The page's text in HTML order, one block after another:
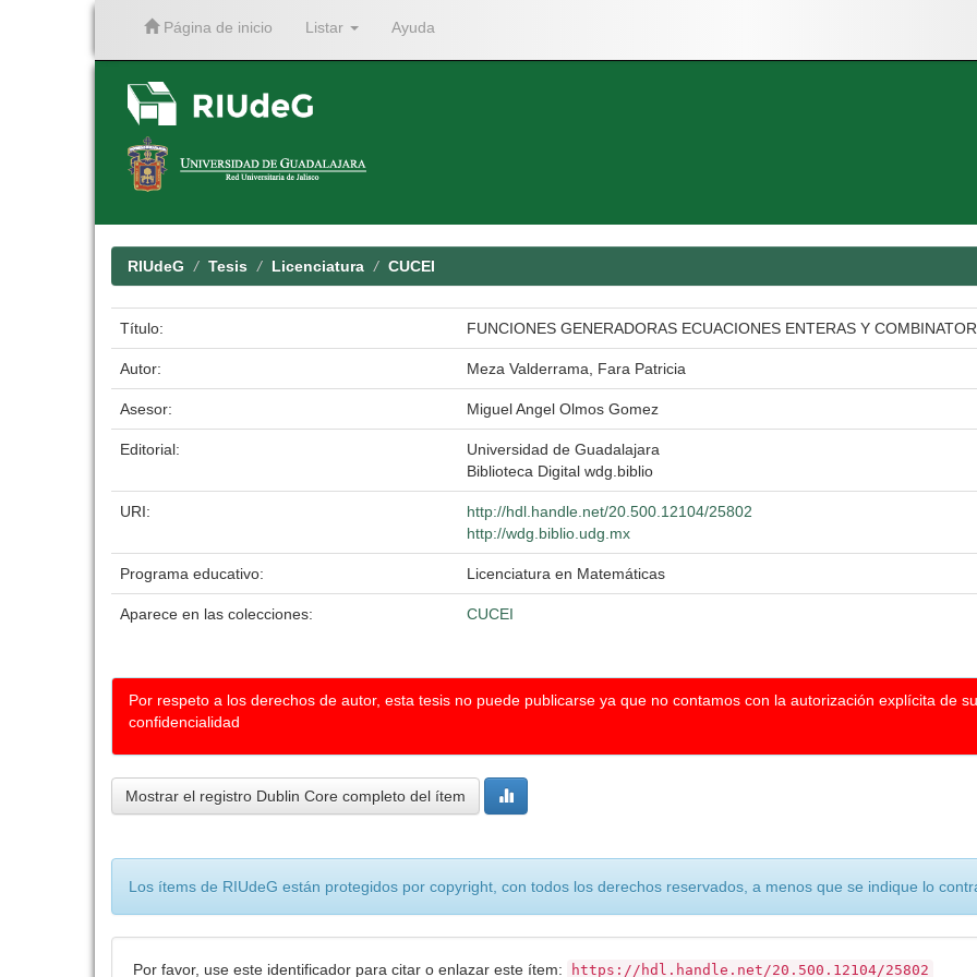
Página de inicio Listar Ayuda
RIUdeG Tesis Licenciatura CUCEI
Título: FUNCIONES GENERADORAS ECUACIONES ENTERAS Y
Autor: Meza Valderrama, Fara Patricia
Asesor: Miguel Angel Olmos Gomez
Editorial:
Universidad de Guadalajara
Biblioteca Digital wdg.biblio
URI:
http://hdl.handle.net/20.500.12104/25802
http://wdg.biblio.udg.mx
Programa educativo: Licenciatura en Matemáticas
Aparece en las colecciones: CUCEI
Por respeto a los derechos de autor, esta tesis no puede publicarse ya que no contamos con la autorización explícita de
confidencialidad
Mostrar el registro Dublin Core completo del ítem
Los ítems de RIUdeG están protegidos por copyright, con todos los derechos reservados, a menos que se indique lo
Por favor, use este identificador para citar o enlazar este ítem: https://hdl.handle.net/20.500.12104/25802